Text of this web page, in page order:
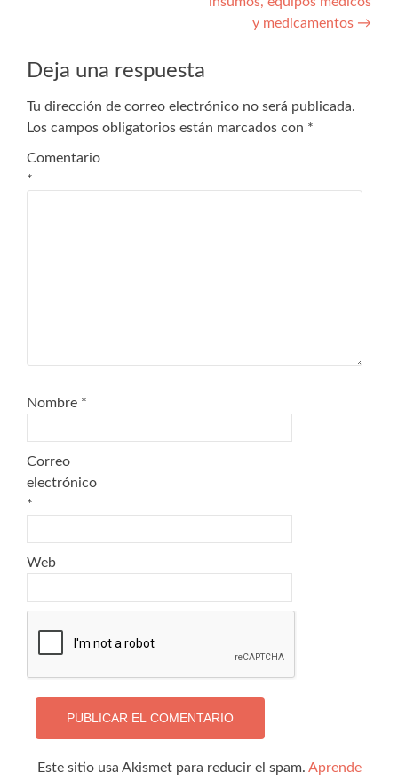
y medicamentos →
Deja una respuesta
Tu dirección de correo electrónico no será publicada.
Los campos obligatorios están marcados con *
Comentario
*
Nombre *
Correo
electrónico
*
Web
Este sitio usa Akismet para reducir el spam. Aprende